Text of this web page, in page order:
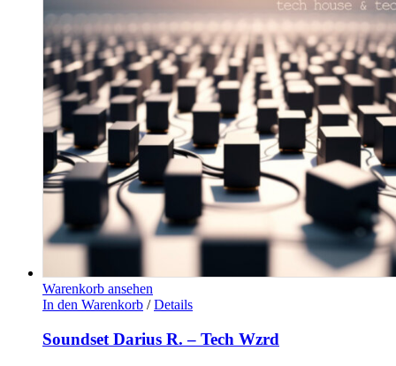
Warenkorb ansehen
In den Warenkorb / Details
Soundset Darius R. – Tech Wzrd